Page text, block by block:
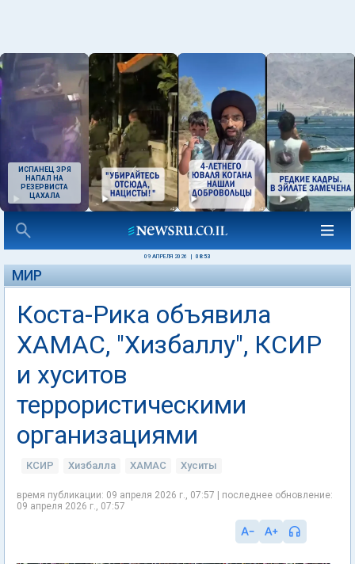
ИСПАНЕЦ ЗРЯ
НАПАЛ НА
РЕЗЕРВИСТА
ЦАХАЛА
09 АПРЕЛЯ 2026 08:53
МИР
Коста-Рика объявила
ХАМАС, "Хизбаллу", КСИР
и хуситов
террористическими
организациями
КСИР Хизбалла ХАМАС Хуситы
время публикации: 09 апреля 2026 г., 07:57 | последнее обновление:
09 апреля 2026 г., 07:57